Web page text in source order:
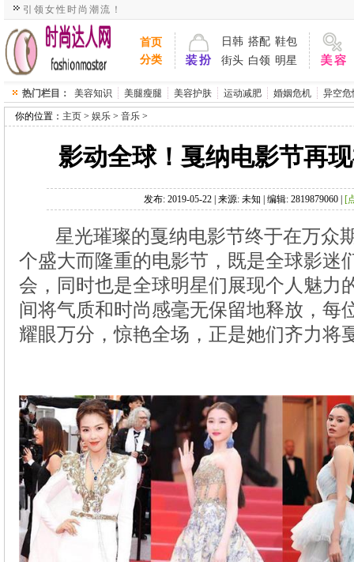
引领女性时尚潮流！
> > >
发布: 2019-05-22 | 来源: 未知 | 编辑: 2819879060 |
星光璀璨的戛纳电影节终于在万众